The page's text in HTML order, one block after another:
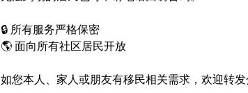
🔒 所有服务严格保密
🌎 面向所有社区居民开放
如您本人、家人或朋友有移民相关需求，欢迎转